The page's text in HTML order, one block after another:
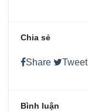
Chia sẻ
Share Tweet
Bình luận